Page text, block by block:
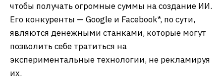
чтобы получать огромные суммы на создание ИИ.
Его конкуренты — Google и Facebook*, по сути,
являются денежными станками, которые могут
позволить себе тратиться на
экспериментальные технологии, не рекламируя
их.